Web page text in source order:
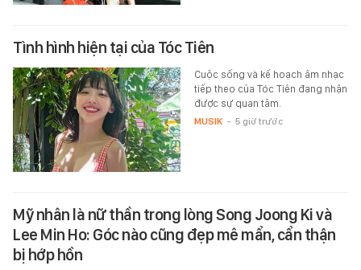
Tình hình hiện tại của Tóc Tiên
Cuộc sống và kế hoạch âm nhạc
tiếp theo của Tóc Tiên đang nhận
được sự quan tâm.
MUSIK - 5 giờ trước
Mỹ nhân là nữ thần trong lòng Song Joong Ki và
Lee Min Ho: Góc nào cũng đẹp mê mẩn, cẩn thận
bị hớp hồn